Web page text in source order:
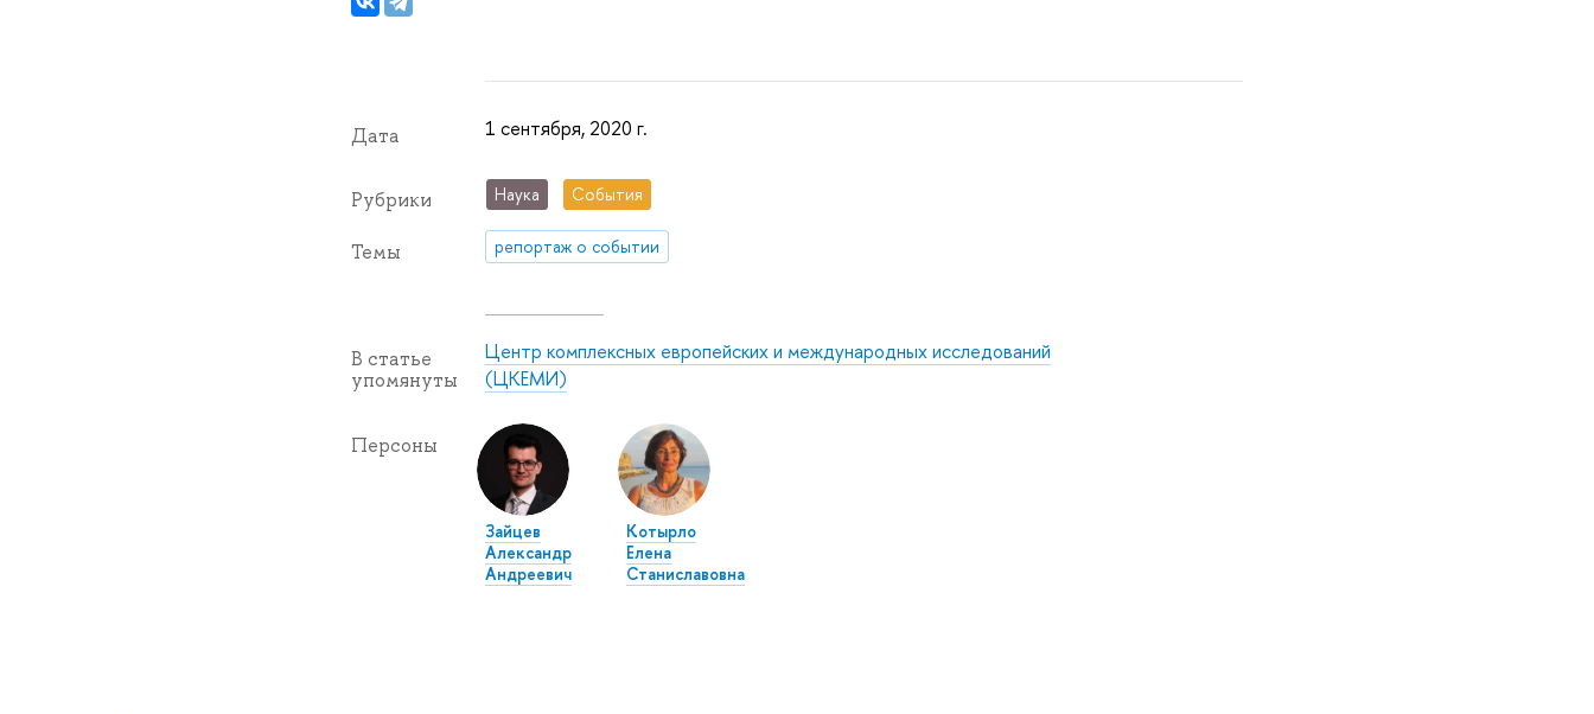
Дата 1 сентября, 2020 г.
Рубрики Наука События
Темы репортаж о событии
В статье
упомянуты
Центр комплексных европейских и международных исследований
(ЦКЕМИ)
Персоны
Зайцев
Александр
Андреевич
Котырло
Елена
Станиславовна